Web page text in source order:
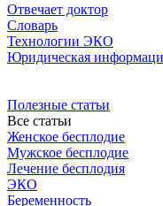
Отвечает доктор
Словарь
Технологии ЭКО
Юридическая
Полезные статьи
Все статьи
Женское бесплодие
Мужское бесплодие
Лечение бесплодия
ЭКО
Беременность